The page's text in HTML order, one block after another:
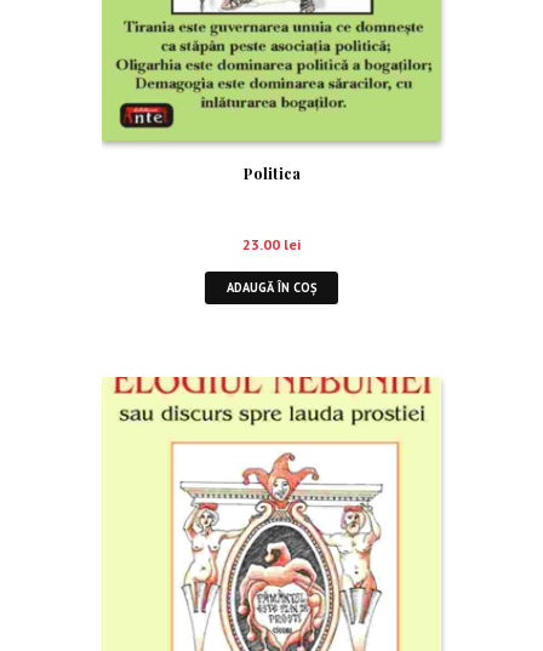
Politica
23.00 lei
ADAUGĂ ÎN COȘ